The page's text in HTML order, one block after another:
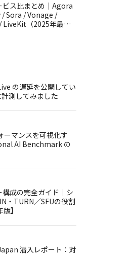
ビス比まとめ｜Agora
Sora / Vonage /
（2025年最新
の遅延を公開してい
測してみました
ーマンスを可視化す
AI Benchmark の
成の完全ガイド｜シ
・TURN／SFUの役割
】
潜入レポート：対